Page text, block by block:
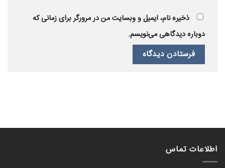
ذخیره نام، ایمیل و وبسایت من در مرورگر برای زمانی که
دوباره دیدگاهی می‌نویسم.
اطلاعات تماس